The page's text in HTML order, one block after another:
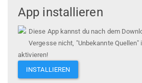
App installieren
Diese App kannst du nach dem
Vergesse nicht, "Unbekannte Quellen"
aktivieren!
INSTALLIEREN